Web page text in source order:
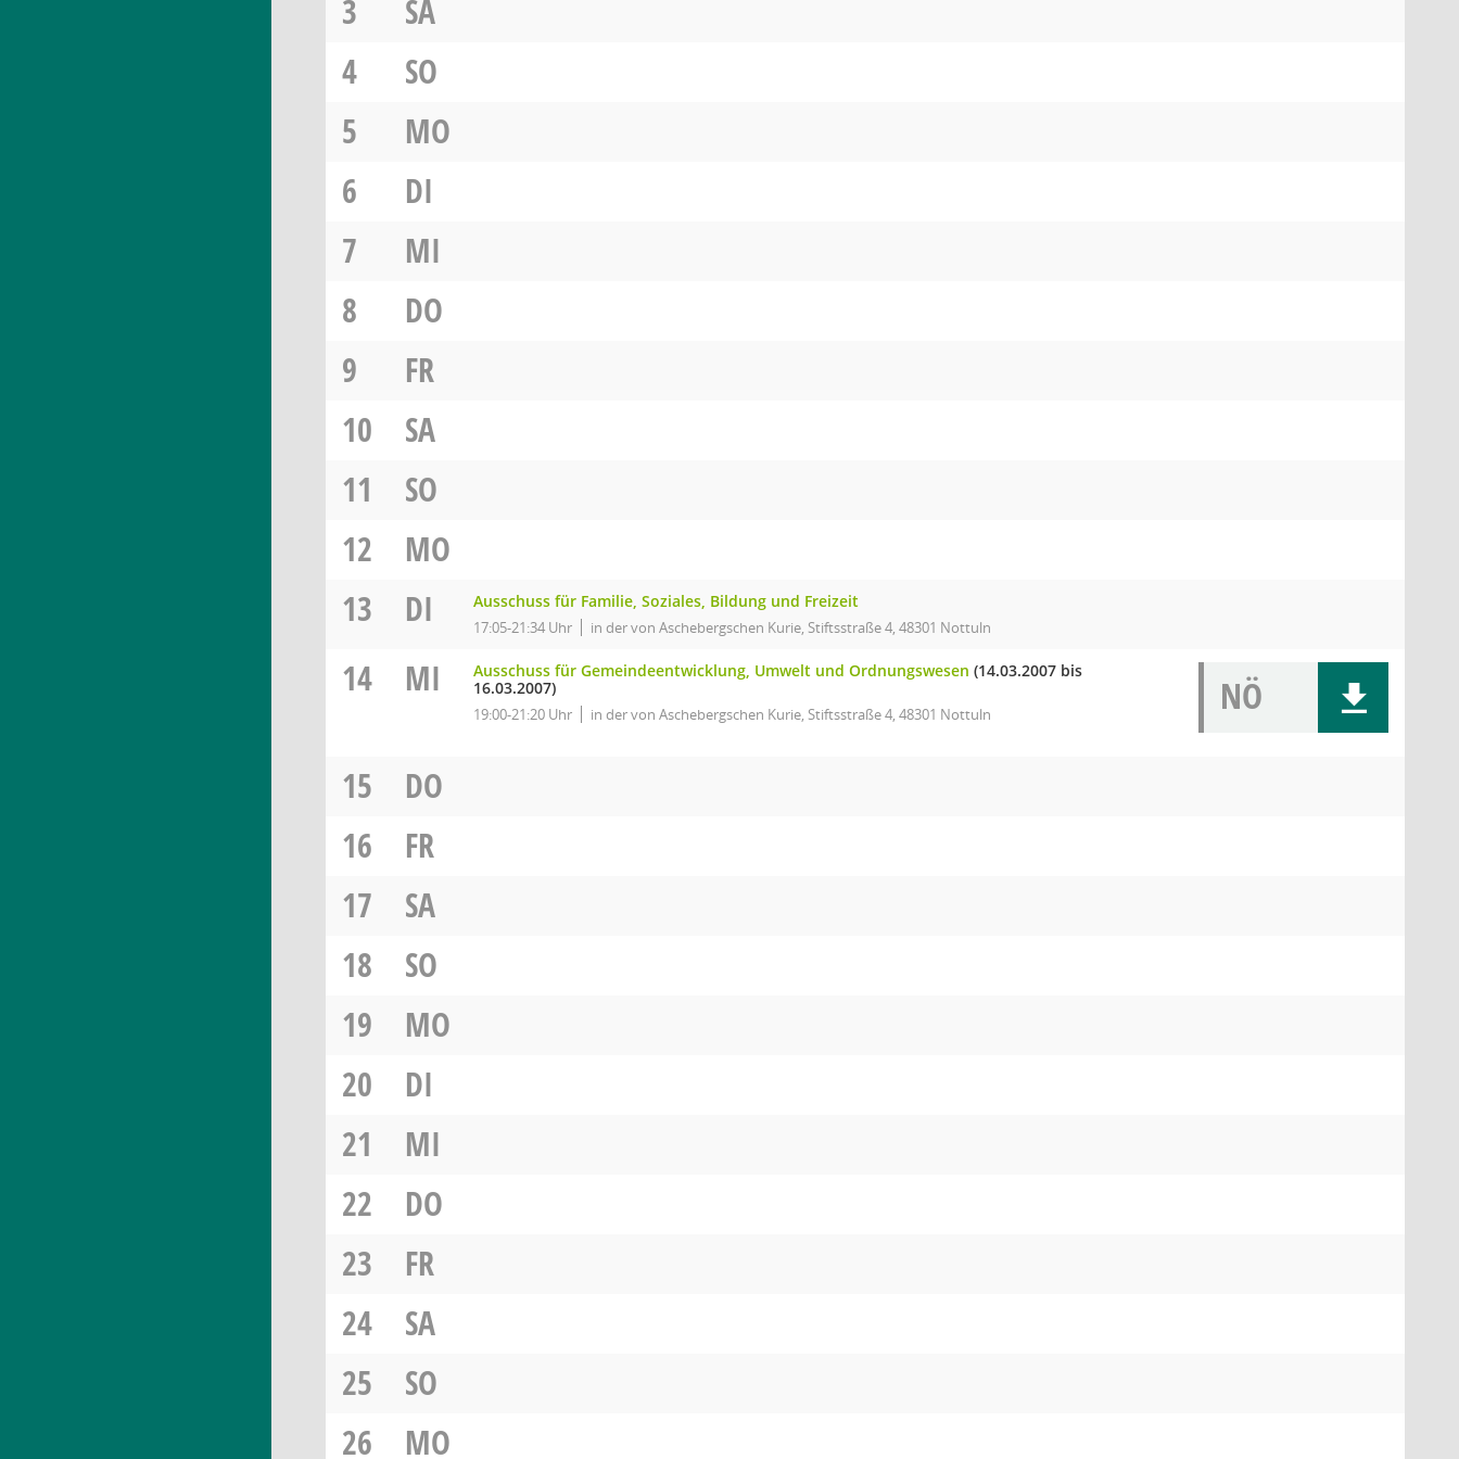
3
SA
4
SO
5
MO
6
DI
7
MI
8
DO
9
FR
10
SA
11
SO
12
MO
13
DI Ausschuss für Familie, Soziales, Bildung und Freizeit
17:05-21:34 Uhr in der von Aschebergschen Kurie, Stiftsstraße 4, 48301 Nottuln
14 MI Ausschuss für Gemeindeentwicklung, Umwelt und Ordnungswesen (14.03.2007 bis
16.03.2007)
19:00-21:20 Uhr in der von Aschebergschen Kurie, Stiftsstraße 4, 48301 Nottuln NÖ
15
DO
16
FR
17
SA
18
SO
19
MO
20
DI
21
MI
22
DO
23
FR
24
SA
25
SO
26
MO